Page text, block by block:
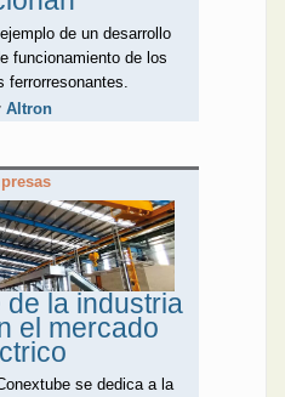
de un desarrollo
funcionamiento de los
ferrorresonantes.
Altron
la industria
el mercado
se dedica a la